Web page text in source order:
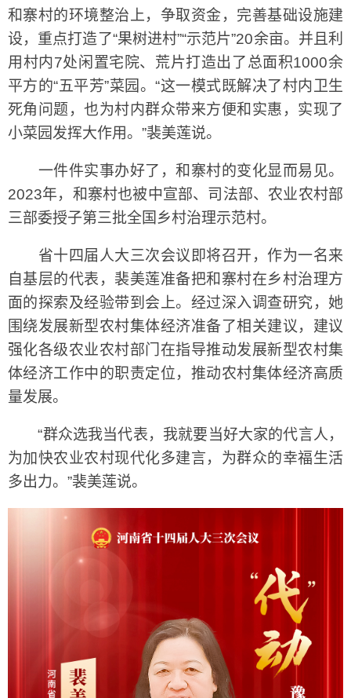
和寨村的环境整治上，争取资金，完善基础设施建
设，重点打造了“果树进村”“示范片”20余亩。并且利
用村内7处闲置宅院、荒片打造出了总面积1000余
平方的“五平芳”菜园。“这一模式既解决了村内卫生
死角问题，也为村内群众带来方便和实惠，实现了
小菜园发挥大作用。”裴美莲说。
一件件实事办好了，和寨村的变化显而易见。
2023年，和寨村也被中宣部、司法部、农业农村部
三部委授子第三批全国乡村治理示范村。
省十四届人大三次会议即将召开，作为一名来
自基层的代表，裴美莲准备把和寨村在乡村治理方
面的探索及经验带到会上。经过深入调查研究，她
围绕发展新型农村集体经济准备了相关建议，建议
强化各级农业农村部门在指导推动发展新型农村集
体经济工作中的职责定位，推动农村集体经济高质
量发展。
“群众选我当代表，我就要当好大家的代言人，
为加快农业农村现代化多建言，为群众的幸福生活
多出力。”裴美莲说。